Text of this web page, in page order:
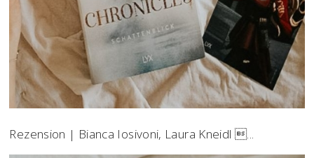
Rezension | Bianca Iosivoni, Laura Kneidl ...